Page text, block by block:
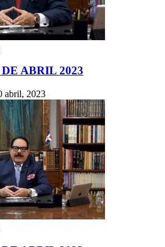
ABRIL 2023
abril, 2023